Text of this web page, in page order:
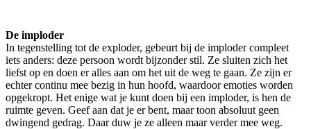
De imploder
In tegenstelling tot de exploder, gebeurt bij de imploder compleet
iets anders: deze persoon wordt bijzonder stil. Ze sluiten zich het
liefst op en doen er alles aan om het uit de weg te gaan. Ze zijn er
echter continu mee bezig in hun hoofd, waardoor emoties worden
opgekropt. Het enige wat je kunt doen bij een imploder, is hen de
ruimte geven. Geef aan dat je er bent, maar toon absoluut geen
dwingend gedrag. Daar duw je ze alleen maar verder mee weg.